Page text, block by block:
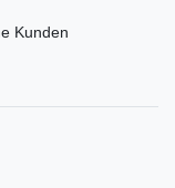
Kunden